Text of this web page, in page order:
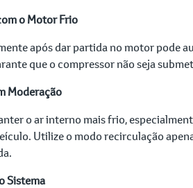
o Motor Frio
após dar partida no motor pode
que o compressor não seja
Moderação
o ar interno mais frio,
Utilize o modo recirculação
Sistema